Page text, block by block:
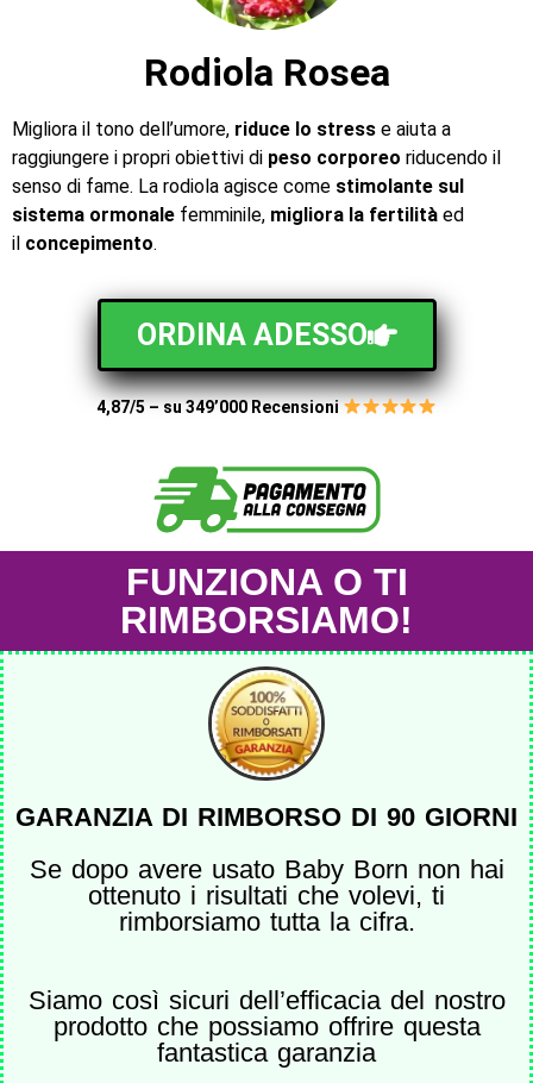
Rodiola Rosea
Migliora il tono dell’umore, riduce lo stress e aiuta a
raggiungere i propri obiettivi di peso corporeo riducendo il
senso di fame. La rodiola agisce come stimolante sul
sistema ormonale femminile, migliora la fertilità ed
il concepimento.
ORDINA ADESSO
4,87/5 – su 349’000 Recensioni
FUNZIONA O TI
RIMBORSIAMO!
GARANZIA DI RIMBORSO DI 90 GIORNI
Se dopo avere usato Baby Born non hai
ottenuto i risultati che volevi, ti
rimborsiamo tutta la cifra.
Siamo così sicuri dell’efficacia del nostro
prodotto che possiamo offrire questa
fantastica garanzia